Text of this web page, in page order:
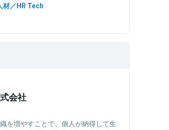
材／HR Tech
会社
を増やすことで、個人が納得して生